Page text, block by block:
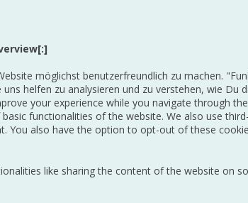
möglichst benutzerfreundlich zu machen.
helfen zu analysieren und zu verstehen, wie
your experience while you navigate through
functionalities of the website. We also use
You also have the option to opt-out of these
like sharing the content of the website on